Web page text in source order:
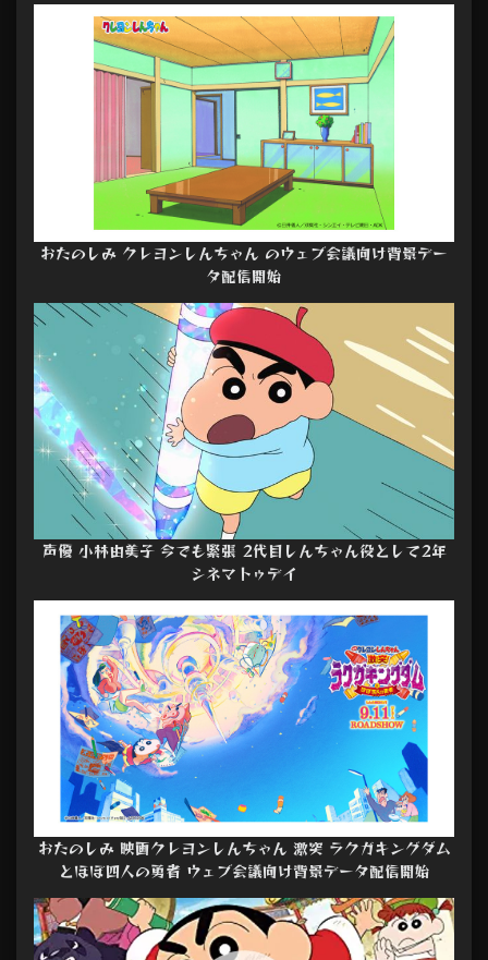
おたのしみ クレヨンしんちゃん のウェブ会議向け背景デー
タ配信開始
声優 小林由美子 今でも緊張 2代目しんちゃん役として2年
シネマトゥデイ
おたのしみ 映画クレヨンしんちゃん 激突 ラクガキングダム
とほぼ四人の勇者 ウェブ会議向け背景データ配信開始